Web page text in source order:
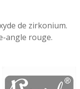
de zirkonium.
angle rouge.